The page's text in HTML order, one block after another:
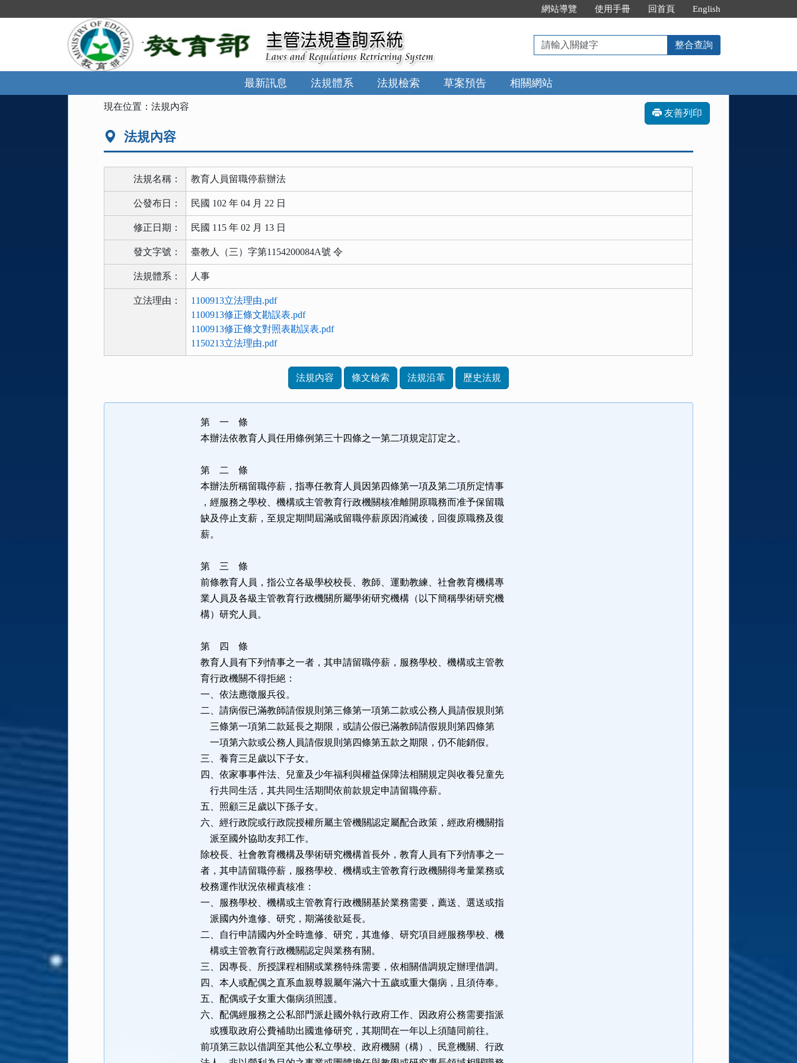
到
網站導覽 使用手冊 回首頁 English
請
輸
入
關
鍵
整合查詢
最新訊息 法規體系 法規檢索 草案預告 相關網站
現在位置：法規內容
友善列印
法規內容
法規名稱： 教育人員留職停薪辦法
公發布日： 民國 102 年 04 月 22 日
修正日期： 民國 115 年 02 月 13 日
發文字號： 臺教人（三）字第1154200084A號 令
法規體系： 人事
立法理由：
1100913立法理由.pdf
1100913修正條文勘誤表.pdf
1100913修正條文對照表勘誤表.pdf
1150213立法理由.pdf
功
法規內容 條文檢索 法規沿革 歷史法規
第 一 條
本辦法依教育人員任用條例第三十四條之一第二項規定訂定之。
第 二 條
本辦法所稱留職停薪，指專任教育人員因第四條第一項及第二項所定情事
，經服務之學校、機構或主管教育行政機關核准離開原職務而准予保留職
缺及停止支薪，至規定期間屆滿或留職停薪原因消滅後，回復原職務及復
薪。
第 三 條
前條教育人員，指公立各級學校校長、教師、運動教練、社會教育機構專
業人員及各級主管教育行政機關所屬學術研究機構（以下簡稱學術研究機
構）研究人員。
第 四 條
教育人員有下列情事之一者，其申請留職停薪，服務學校、機構或主管教
育行政機關不得拒絕：
一、依法應徵服兵役。
二、請病假已滿教師請假規則第三條第一項第二款或公務人員請假規則第
三條第一項第二款延長之期限，或請公假已滿教師請假規則第四條第
一項第六款或公務人員請假規則第四條第五款之期限，仍不能銷假。
三、養育三足歲以下子女。
四、依家事事件法、兒童及少年福利與權益保障法相關規定與收養兒童先
行共同生活，其共同生活期間依前款規定申請留職停薪。
五、照顧三足歲以下孫子女。
六、經行政院或行政院授權所屬主管機關認定屬配合政策，經政府機關指
派至國外協助友邦工作。
除校長、社會教育機構及學術研究機構首長外，教育人員有下列情事之一
者，其申請留職停薪，服務學校、機構或主管教育行政機關得考量業務或
校務運作狀況依權責核准：
一、服務學校、機構或主管教育行政機關基於業務需要，薦送、選送或指
派國內外進修、研究，期滿後欲延長。
二、自行申請國內外全時進修、研究，其進修、研究項目經服務學校、機
構或主管教育行政機關認定與業務有關。
三、因專長、所授課程相關或業務特殊需要，依相關借調規定辦理借調。
四、本人或配偶之直系血親尊親屬年滿六十五歲或重大傷病，且須侍奉。
五、配偶或子女重大傷病須照護。
六、配偶經服務之公私部門派赴國外執行政府工作、因政府公務需要指派
或獲取政府公費補助出國進修研究，其期間在一年以上須隨同前往。
前項第三款以借調至其他公私立學校、政府機關（構）、民意機關、行政